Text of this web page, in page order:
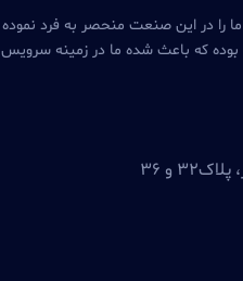
را در این صنعت منحصر به فرد نموده
که باعث شده ما در زمینه سرویس
و ۳۶